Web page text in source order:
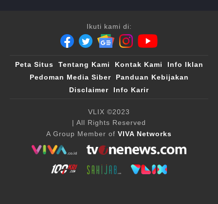
Ikuti kami di:
Peta Situs Tentang Kami Kontak Kami
Info Iklan
Pedoman Media Siber
Panduan Kebijakan
Disclaimer
Info Karir
VLIX ©2023
| All Rights Reserved
A Group Member of VIVA Networks